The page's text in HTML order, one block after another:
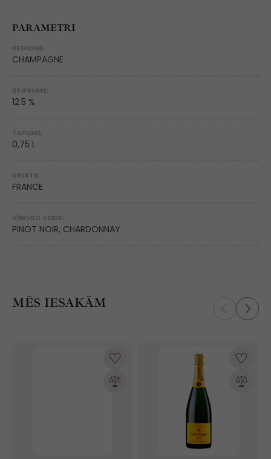
PARAMETRI
REGIONS:
CHAMPAGNE
STIPRUMS:
12.5 %
TILPUMS:
0,75 L
VALSTS:
FRANCE
VĪNOGU VEIDS:
PINOT NOIR, CHARDONNAY
MĒS IESAKĀM